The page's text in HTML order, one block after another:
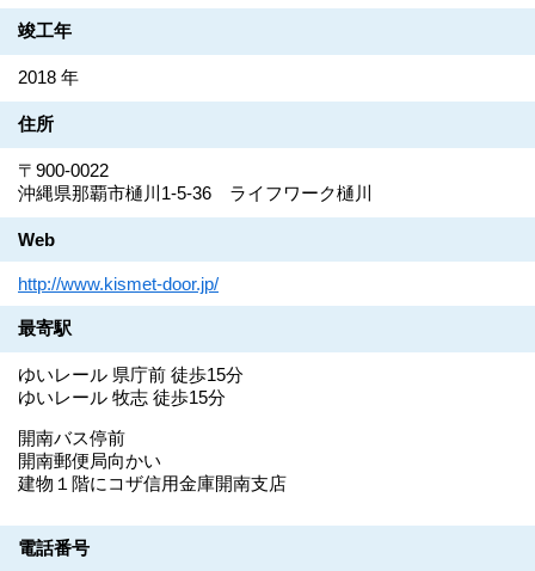
竣工年
2018 年
住所
〒900-0022
沖縄県那覇市樋川1-5-36 ライフワーク樋川
Web
http://www.kismet-door.jp/
最寄駅
ゆいレール 県庁前 徒歩15分
ゆいレール 牧志 徒歩15分
開南バス停前
開南郵便局向かい
建物１階にコザ信用金庫開南支店
電話番号